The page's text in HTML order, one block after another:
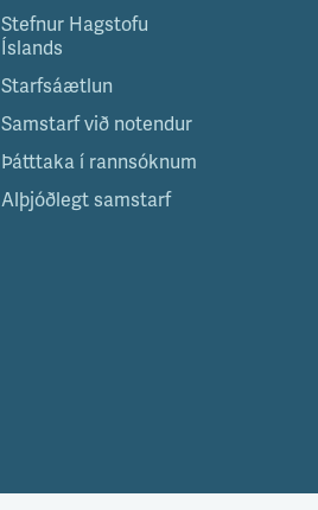
Stefnur Hagstofu
Íslands
Starfsáætlun
Samstarf við notendur
Þátttaka í rannsóknum
Alþjóðlegt samstarf